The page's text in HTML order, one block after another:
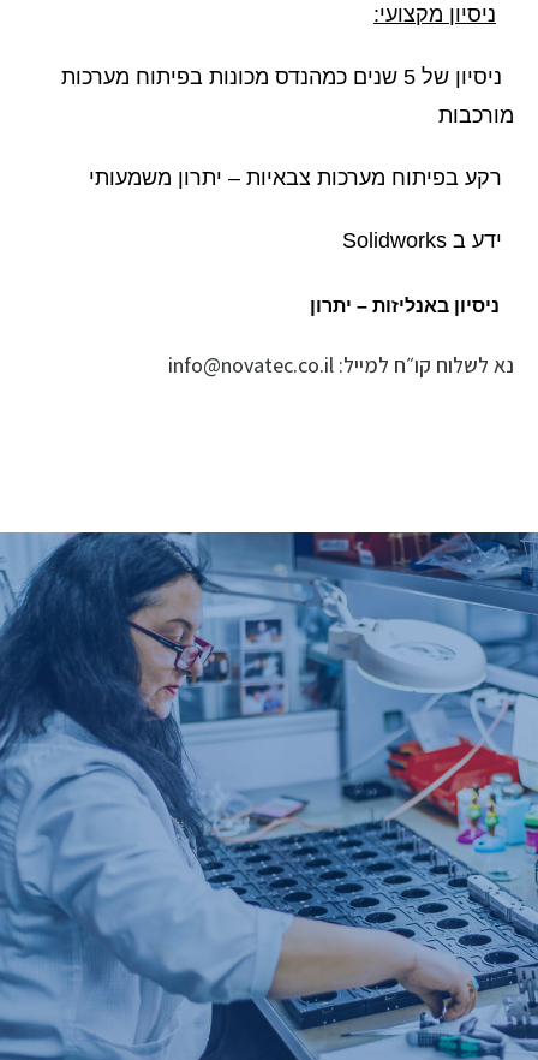
ניסיון מקצועי:
ניסיון של 5 שנים כמהנדס מכונות בפיתוח מערכות
מורכבות
רקע בפיתוח מערכות צבאיות – יתרון משמעותי
ידע ב Solidworks
ניסיון באנליזות – יתרון
נא לשלוח קו״ח למייל: info@novatec.co.il